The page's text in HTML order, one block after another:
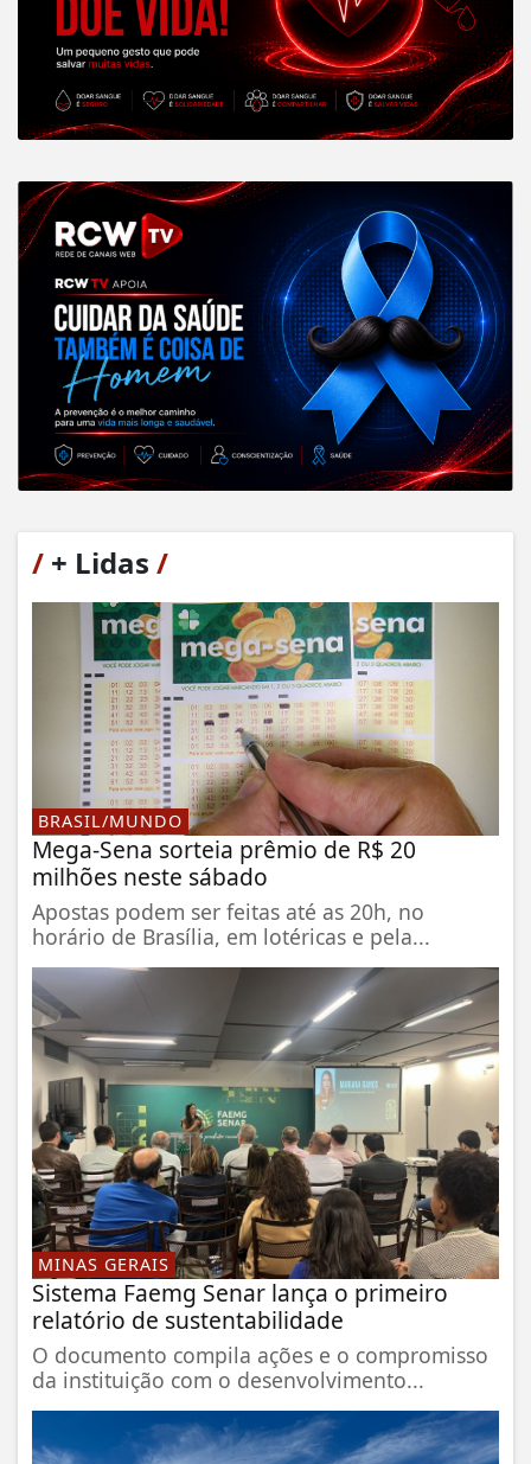
/ + Lidas /
BRASIL/MUNDO
Mega-Sena sorteia prêmio de R$ 20
milhões neste sábado
Apostas podem ser feitas até as 20h, no
horário de Brasília, em lotéricas e pela...
MINAS GERAIS
Sistema Faemg Senar lança o primeiro
relatório de sustentabilidade
O documento compila ações e o compromisso
da instituição com o desenvolvimento...